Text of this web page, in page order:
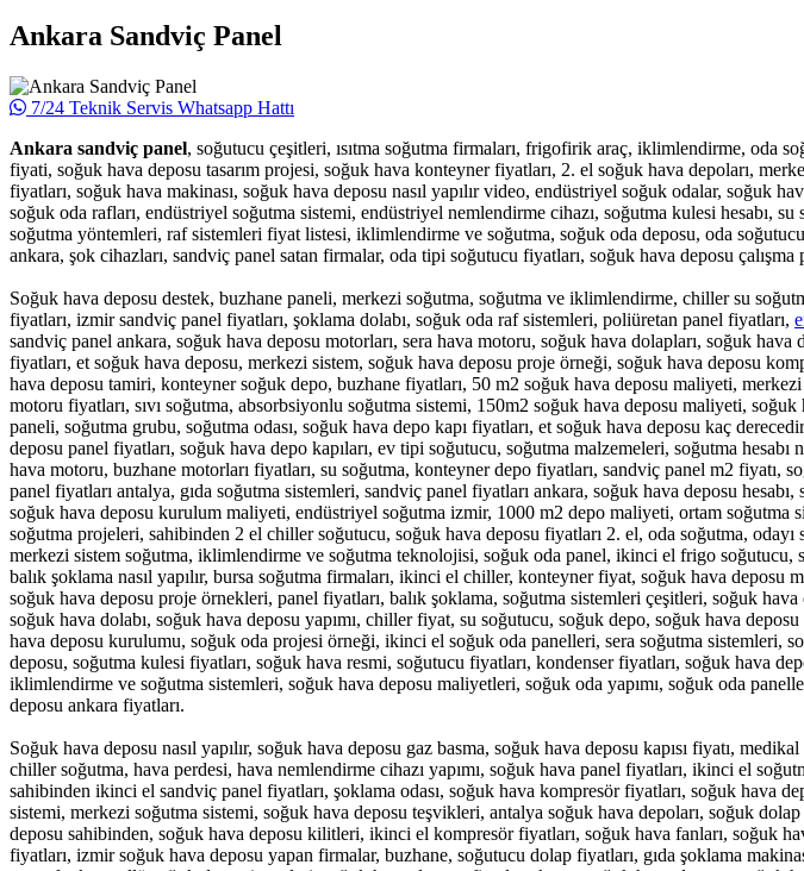
Ankara Sandviç Panel
7/24 Teknik Servis Whatsapp Hattı
Ankara sandviç panel, soğutucu çeşitleri, ısıtma soğutma firmaları, frigofirik araç, iklimlendirme, oda
fiyati, soğuk hava deposu tasarım projesi, soğuk hava konteyner fiyatları, 2. el soğuk hava depoları,
fiyatları, soğuk hava makinası, soğuk hava deposu nasıl yapılır video, endüstriyel soğuk odalar, soğuk
soğuk oda rafları, endüstriyel soğutma sistemi, endüstriyel nemlendirme cihazı, soğutma kulesi hesabı,
soğutma yöntemleri, raf sistemleri fiyat listesi, iklimlendirme ve soğutma, soğuk oda deposu, oda
ankara, şok cihazları, sandviç panel satan firmalar, oda tipi soğutucu fiyatları, soğuk hava deposu çalışma
Soğuk hava deposu destek, buzhane paneli, merkezi soğutma, soğutma ve iklimlendirme, chiller su
fiyatları, izmir sandviç panel fiyatları, şoklama dolabı, soğuk oda raf sistemleri, poliüretan panel fiyatları,
sandviç panel ankara, soğuk hava deposu motorları, sera hava motoru, soğuk hava dolapları, soğuk
fiyatları, et soğuk hava deposu, merkezi sistem, soğuk hava deposu proje örneği, soğuk hava deposu
hava deposu tamiri, konteyner soğuk depo, buzhane fiyatları, 50 m2 soğuk hava deposu maliyeti,
motoru fiyatları, sıvı soğutma, absorbsiyonlu soğutma sistemi, 150m2 soğuk hava deposu maliyeti,
paneli, soğutma grubu, soğutma odası, soğuk hava depo kapı fiyatları, et soğuk hava deposu kaç
deposu panel fiyatları, soğuk hava depo kapıları, ev tipi soğutucu, soğutma malzemeleri, soğutma
hava motoru, buzhane motorları fiyatları, su soğutma, konteyner depo fiyatları, sandviç panel m2
panel fiyatları antalya, gıda soğutma sistemleri, sandviç panel fiyatları ankara, soğuk hava deposu
soğuk hava deposu kurulum maliyeti, endüstriyel soğutma izmir, 1000 m2 depo maliyeti, ortam
soğutma projeleri, sahibinden 2 el chiller soğutucu, soğuk hava deposu fiyatları 2. el, oda soğutma,
merkezi sistem soğutma, iklimlendirme ve soğutma teknolojisi, soğuk oda panel, ikinci el frigo soğutucu,
balık şoklama nasıl yapılır, bursa soğutma firmaları, ikinci el chiller, konteyner fiyat, soğuk hava
soğuk hava deposu proje örnekleri, panel fiyatları, balık şoklama, soğutma sistemleri çeşitleri, soğuk
soğuk hava dolabı, soğuk hava deposu yapımı, chiller fiyat, su soğutucu, soğuk depo, soğuk hava
hava deposu kurulumu, soğuk oda projesi örneği, ikinci el soğuk oda panelleri, sera soğutma sistemleri,
deposu, soğutma kulesi fiyatları, soğuk hava resmi, soğutucu fiyatları, kondenser fiyatları, soğuk hava
iklimlendirme ve soğutma sistemleri, soğuk hava deposu maliyetleri, soğuk oda yapımı, soğuk oda
deposu ankara fiyatları.
Soğuk hava deposu nasıl yapılır, soğuk hava deposu gaz basma, soğuk hava deposu kapısı fiyatı,
chiller soğutma, hava perdesi, hava nemlendirme cihazı yapımı, soğuk hava panel fiyatları, ikinci el
sahibinden ikinci el sandviç panel fiyatları, şoklama odası, soğuk hava kompresör fiyatları, soğuk hava
sistemi, merkezi soğutma sistemi, soğuk hava deposu teşvikleri, antalya soğuk hava depoları, soğuk
deposu sahibinden, soğuk hava deposu kilitleri, ikinci el kompresör fiyatları, soğuk hava fanları, soğuk
fiyatları, izmir soğuk hava deposu yapan firmalar, buzhane, soğutucu dolap fiyatları, gıda şoklama